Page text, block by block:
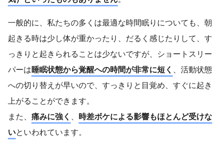
一般的に、私たちの多くは最適な時間眠りについても、朝
起きる時は少し体が重かったり、だるく感じたりして、す
っきりと起きられることは少ないですが、ショートスリー
パーは睡眠状態から覚醒への時間が非常に短く 、活動状態
への切り替えが早いので、すっきりと目覚め、すぐに起き
上がることができます。
また、 痛みに強く 、 時差ボケによる影響もほとんど受けな
いといわれています。